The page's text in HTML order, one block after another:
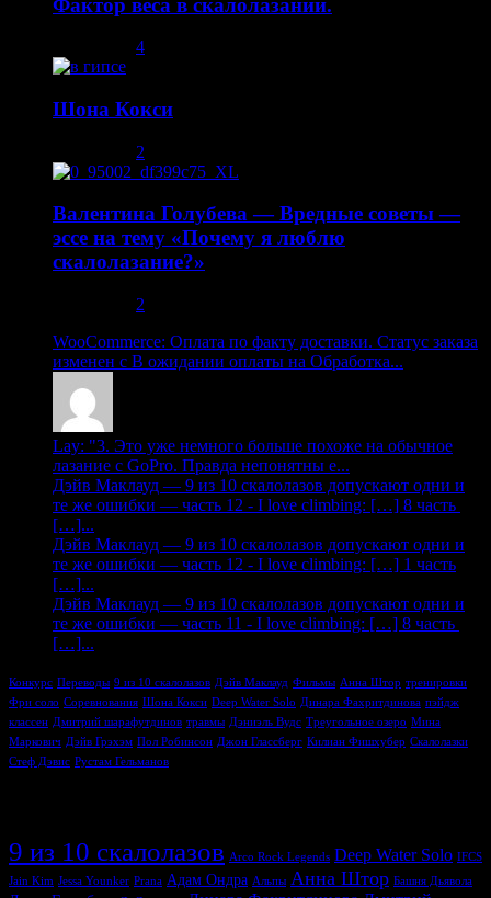
4
Шона Кокси
2
Валентина Голубева — Вредные советы —
эссе на тему «Почему я люблю
скалолазание?»
2
WooCommerce: Оплата по факту доставки. Статус заказа
изменен с В ожидании оплаты на Обработка...
Lay: "3. Это уже немного больше похоже на обычное
лазание с GoPro. Правда непонятны е...
Дэйв Маклауд — 9 из 10 скалолазов допускают одни и
те же ошибки — часть 12 - I love climbing: […] 8 часть
[…]...
Дэйв Маклауд — 9 из 10 скалолазов допускают одни и
те же ошибки — часть 12 - I love climbing: […] 1 часть
[…]...
Дэйв Маклауд — 9 из 10 скалолазов допускают одни и
те же ошибки — часть 11 - I love climbing: […] 8 часть
[…]...
Конкурс Переводы 9 из 10 скалолазов Дэйв Маклауд Фильмы Анна Штор тренировки
Фри соло Соревнования Шона Кокси Deep Water Solo Динара Фахритдинова пэйдж
классен Дмитрий шарафутдинов травмы Дэниэль Вудс Треугольное озеро Мина
Маркович Дэйв Грэхэм Пол Робинсон Джон Глассберг Килиан Фишхубер Скалолазки
Стеф Дэвис Рустам Гельманов
9 из 10 скалолазов Arco Rock Legends Deep Water Solo IFCS
Jain Kim Jessa Younker Prana Адам Ондра Альпы Анна Штор Башня Дьявола